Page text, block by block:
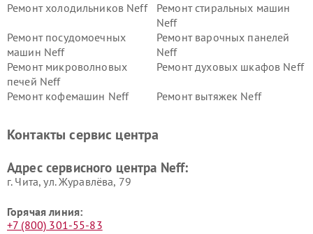
Ремонт холодильников Neff
Ремонт стиральных машин
Neff
Ремонт посудомоечных
машин Neff
Ремонт варочных панелей
Neff
Ремонт микроволновых
печей Neff
Ремонт духовых шкафов Neff
Ремонт кофемашин Neff Ремонт вытяжек Neff
Контакты сервис центра
Адрес сервисного центра Neff:
г. Чита, ул. Журавлёва, 79
Горячая линия:
+7 (800) 301-55-83